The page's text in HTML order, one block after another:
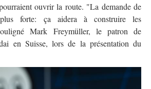
ouvrir la route. "La demande de
forte: ça aidera à construire les
Mark Freymüller, le patron de
en Suisse, lors de la présentation du